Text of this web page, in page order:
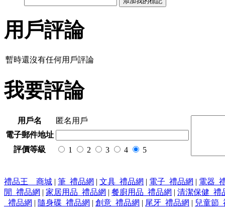
用戶評論
暫時還沒有任何用戶評論
我要評論
用戶名
匿名用戶
電子郵件地址
評價等級
1 2 3 4 5
禮品王 商城 | 筆_禮品網 | 文具_禮品網 | 電子_禮品網 | 電器_
閒_禮品網 | 家居用品_禮品網 | 餐廚用品_禮品網 | 清潔保健_禮
_禮品網 | 隨身碟_禮品網 | 創意_禮品網 | 尾牙_禮品網 | 兒童節